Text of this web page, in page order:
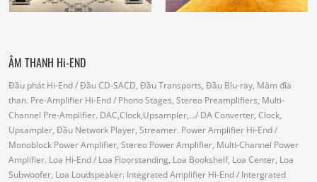
ÂM THANH Hi-END
Đầu phát Hi-End/ Đầu CD-SACD, Đầu Transports, Đầu Blu-ray, Mâm đĩa
than. Pre-Amplifier Hi-End/ Phono Stages, Stereo Preamplifiers, Multi-
Channel Pre-Amplifier. DAC,Clock,Upsampler,.../ DA Converter, Clock,
Upsampler, Đầu Network Player, Streamer. Power Amplifier Hi-End/
Monoblock Power Amplifier, Stereo Power Amplifier, Multi-Channel Power
Amplifier. Loa Hi-End/ Loa Floorstanding, Loa Bookshelf, Loa Center, Loa
Subwoofer, Loa Loudspeaker. Integrated Amplifier Hi-End/ Intergrated